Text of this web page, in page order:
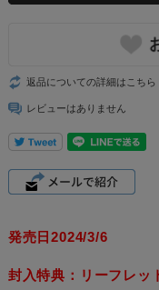
返品についての詳細はこちら
レビューはありません
発売日2024/3/6
封入特典：リーフレッ